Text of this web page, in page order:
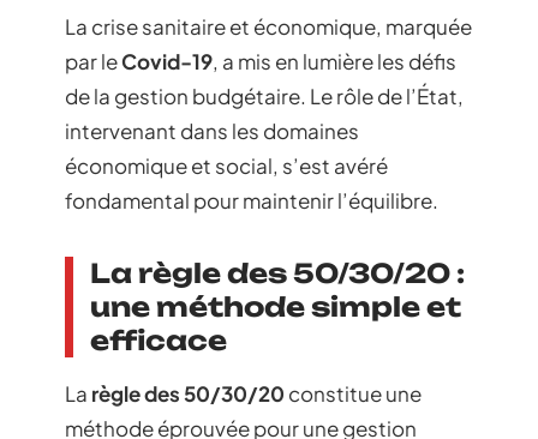
La crise sanitaire et économique, marquée
par leCovid-19, a mis en lumière les défis
de la gestion budgétaire. Le rôle de l’État,
intervenant dans les domaines
économique et social, s’est avéré
fondamental pour maintenir l’équilibre.
La règle des 50/30/20 :
une méthode simple et
efficace
La règle des 50/30/20 constitue une
méthode éprouvée pour une gestion